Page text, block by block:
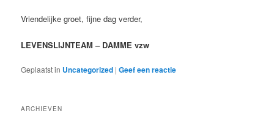
Vriendelijke groet, fijne dag verder,
LEVENSLIJNTEAM – DAMME vzw
Geplaatst in Uncategorized |Geef een reactie
ARCHIEVEN